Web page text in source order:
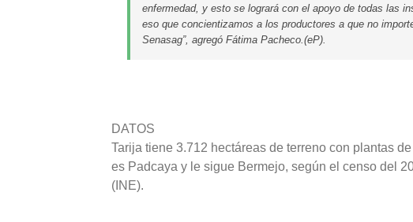
enfermedad, y esto se logrará con el apoyo de todas las
eso que concientizamos a los productores a que no
Senasag”, agregó Fátima Pacheco.(eP).
DATOS
Tarija tiene 3.712 hectáreas de terreno con plantas
es Padcaya y le sigue Bermejo, según el censo del
(INE).